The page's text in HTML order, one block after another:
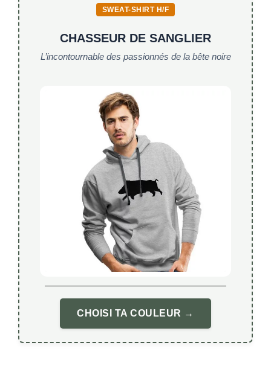
SWEAT-SHIRT H/F
CHASSEUR DE SANGLIER
L’incontournable des passionnés de la bête noire
CHOISI TA COULEUR →